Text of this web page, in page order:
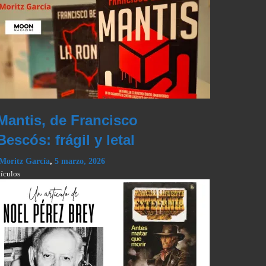
de Francisco
frágil y letal
García, 5 marzo, 2026